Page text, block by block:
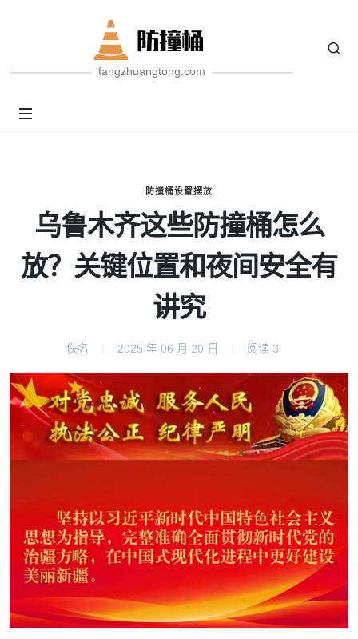
fangzhuangtong.com
防撞桶设置摆放
乌鲁木齐这些防撞桶怎么
放？关键位置和夜间安全有
讲究
佚名 2025 年 06 月 20 日 阅读 3